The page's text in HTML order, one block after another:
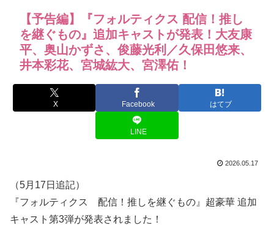
【予告編】『フォルティクス 配信！推し
を継ぐもの』追加キャストが発表！大友康
平、奥山かずさ、俊藤光利／久保田悠来、
井本彩花、宮城紘大、宮澤佑！
X Facebook はてブ
LINE
2026.05.17
（5月17日追記）
『フォルティクス 配信！推しを継ぐもの』超豪華 追加
キャスト第3弾が発表されました！